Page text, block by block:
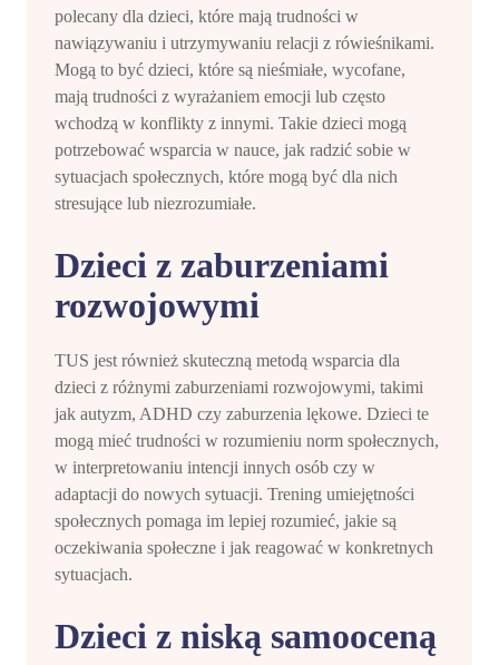
polecany dla dzieci, które mają trudności w
nawiązywaniu i utrzymywaniu relacji z rówieśnikami.
Mogą to być dzieci, które są nieśmiałe, wycofane,
mają trudności z wyrażaniem emocji lub często
wchodzą w konflikty z innymi. Takie dzieci mogą
potrzebować wsparcia w nauce, jak radzić sobie w
sytuacjach społecznych, które mogą być dla nich
stresujące lub niezrozumiałe.
Dzieci z zaburzeniami
rozwojowymi
TUS jest również skuteczną metodą wsparcia dla
dzieci z różnymi zaburzeniami rozwojowymi, takimi
jak autyzm, ADHD czy zaburzenia lękowe. Dzieci te
mogą mieć trudności w rozumieniu norm społecznych,
w interpretowaniu intencji innych osób czy w
adaptacji do nowych sytuacji. Trening umiejętności
społecznych pomaga im lepiej rozumieć, jakie są
oczekiwania społeczne i jak reagować w konkretnych
sytuacjach.
Dzieci z niską samooceną